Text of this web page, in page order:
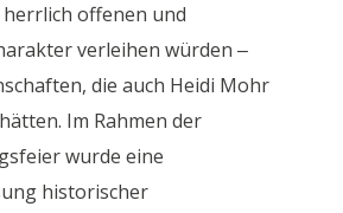
offenen und
verleihen würden –
die auch Heidi Mohr
Im Rahmen der
wurde eine
historischer